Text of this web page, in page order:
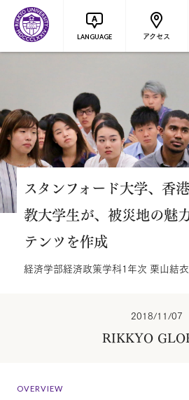
LANGUAGE アクセス
スタンフォード大学、香
教大学生が、被災地の魅
テンツを作成
経済学部経済政策学科1年次 栗山結
2018/11/07
RIKKYO
OVERVIEW